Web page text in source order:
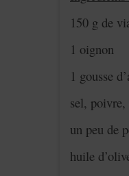
150 g de
1 oignon
1 gousse
sel,
un peu de
huile